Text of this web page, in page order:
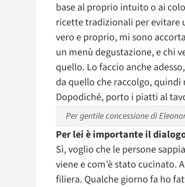
base al proprio intuito o ai
ricette tradizionali per evitare
vero e proprio, mi sono
un menù degustazione, e chi
quello. Lo faccio anche
da quello che raccolgo,
Dopodiché, porto i piatti al
Per gentile concessione di
Per lei è importante il
Sì, voglio che le persone
viene e com’è stato
filiera. Qualche giorno fa ho